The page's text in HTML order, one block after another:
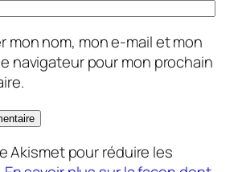
mon nom, mon e-mail et mon
navigateur pour mon prochain
Akismet pour réduire les